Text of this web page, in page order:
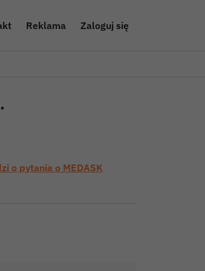
Reklama Zaloguj się
o pytania o MEDASK